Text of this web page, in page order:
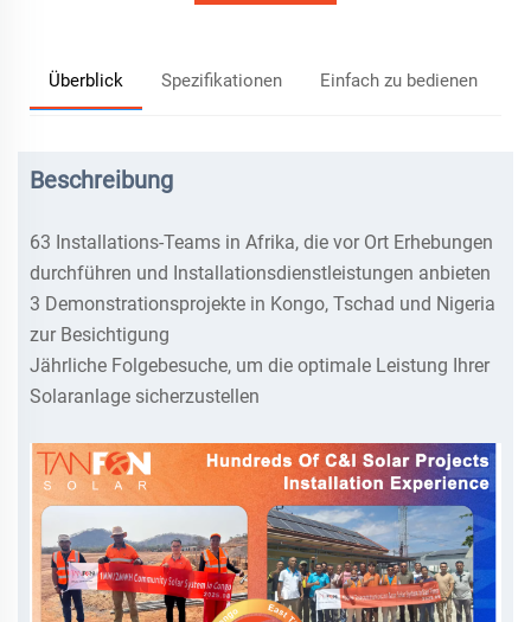
Überblick Spezifikationen Einfach zu bedienen
Beschreibung
63 Installations-Teams in Afrika, die vor Ort Erhebungen
durchführen und Installationsdienstleistungen anbieten
3 Demonstrationsprojekte in Kongo, Tschad und Nigeria
zur Besichtigung
Jährliche Folgebesuche, um die optimale Leistung Ihrer
Solaranlage sicherzustellen